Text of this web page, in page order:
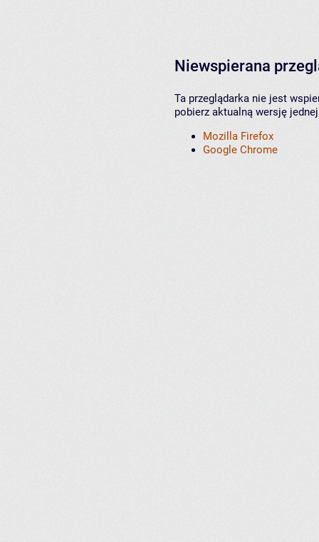
Niewspierana
Ta przeglądarka nie jest
pobierz aktualną wersję
Mozilla Firefox
Google Chrome